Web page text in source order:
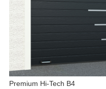
Premium Hi-Tech B4